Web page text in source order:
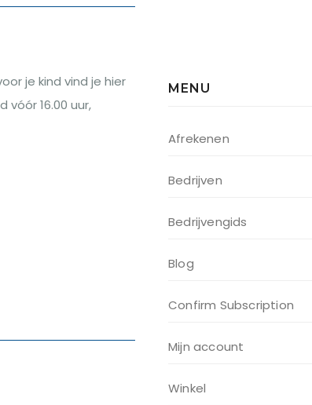
je kind vind je hier
16.00 uur,
MENU
Afrekenen
Bedrijven
Bedrijvengids
Blog
Confirm Subscription
Mijn account
Winkel